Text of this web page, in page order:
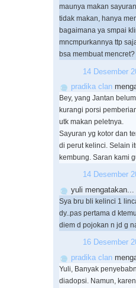
maunya makan
tidak makan, hanya
bagaimana ya smpai
mncmpurkannya ttp
bsa membuat mencret?
14 Desember
pradika clan
Bey, yang Jantan
kurangi porsi
utk makan peletnya.
Sayuran yg kotor dan
di perut kelinci. Selain
kembung. Saran kami
14 Desember
yuli mengatakan...
Sya bru bli kelinci 1
dy..pas pertama d
diem d pojokan n jd g
16 Desember
pradika clan
Yuli, Banyak
diadopsi. Namun,